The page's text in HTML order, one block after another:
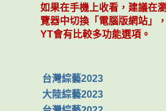
如果在手機上收看，建議在瀏
覽器中切換「電腦版網站」，
YT會有比較多功能選項。
台灣綜藝2023
大陸綜藝2023